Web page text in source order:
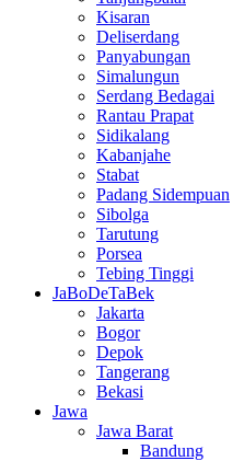
Kisaran
Deliserdang
Panyabungan
Simalungun
Serdang Bedagai
Rantau Prapat
Sidikalang
Kabanjahe
Stabat
Padang Sidempuan
Sibolga
Tarutung
Porsea
Tebing Tinggi
JaBoDeTaBek
Jakarta
Bogor
Depok
Tangerang
Bekasi
Jawa
Jawa Barat
Bandung